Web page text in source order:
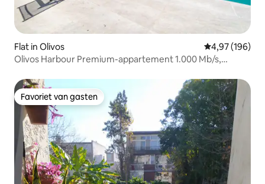
Flat in Olivos Gemiddelde
4,97 (196)
Olivos Harbour Premium-appartement 1.000 Mb/s,
Favoriet van gasten
Favoriet van gasten